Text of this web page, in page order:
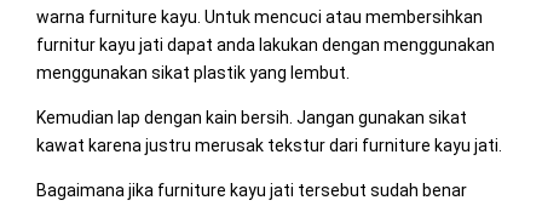
warna furniture kayu. Untuk mencuci atau membersihkan
furnitur kayu jati dapat anda lakukan dengan menggunakan
menggunakan sikat plastik yang lembut.
Kemudian lap dengan kain bersih. Jangan gunakan sikat
kawat karena justru merusak tekstur dari furniture kayu jati.
Bagaimana jika furniture kayu jati tersebut sudah benar